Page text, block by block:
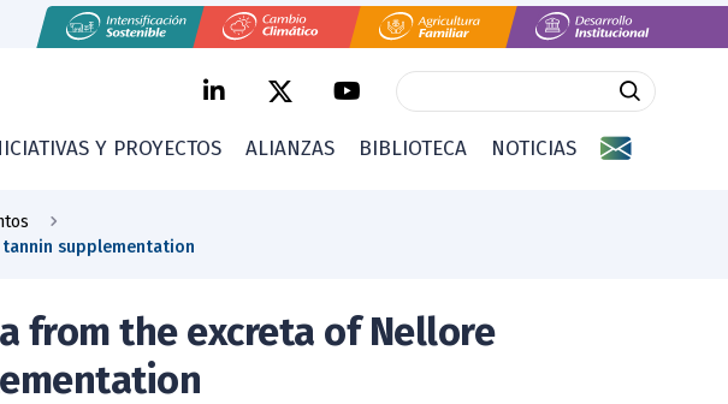
Y PROYECTOS ALIANZAS BIBLIOTECA NOTICIAS
supplementation
from the excreta of Nellore